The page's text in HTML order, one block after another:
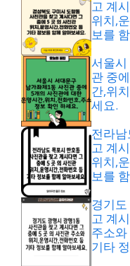
고 계
위치,
보를
서울
관 중
간,위
세요.
전라
고 계
위치,
보를
경기
고 계
주소
기타